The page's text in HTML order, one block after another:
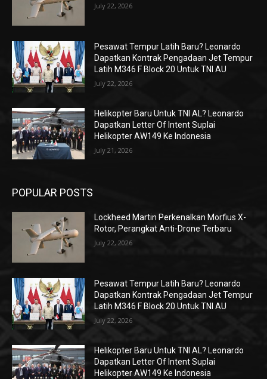
July 22, 2026
Pesawat Tempur Latih Baru? Leonardo
Dapatkan Kontrak Pengadaan Jet Tempur
Latih M346 F Block 20 Untuk TNI AU
July 22, 2026
Helikopter Baru Untuk TNI AL? Leonardo
Dapatkan Letter Of Intent Suplai
Helikopter AW149 Ke Indonesia
July 21, 2026
POPULAR POSTS
Lockheed Martin Perkenalkan Morfius X-
Rotor, Perangkat Anti-Drone Terbaru
July 22, 2026
Pesawat Tempur Latih Baru? Leonardo
Dapatkan Kontrak Pengadaan Jet Tempur
Latih M346 F Block 20 Untuk TNI AU
July 22, 2026
Helikopter Baru Untuk TNI AL? Leonardo
Dapatkan Letter Of Intent Suplai
Helikopter AW149 Ke Indonesia